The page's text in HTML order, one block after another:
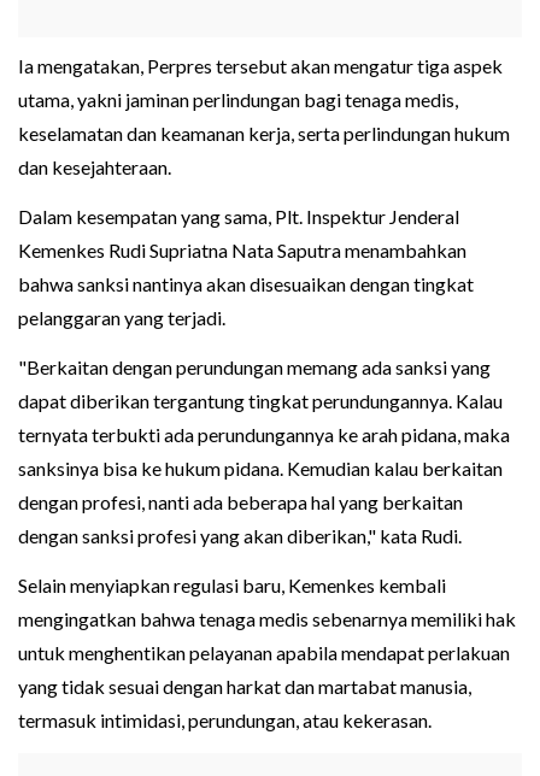
Ia mengatakan, Perpres tersebut akan mengatur tiga aspek
utama, yakni jaminan perlindungan bagi tenaga medis,
keselamatan dan keamanan kerja, serta perlindungan hukum
dan kesejahteraan.
Dalam kesempatan yang sama, Plt. Inspektur Jenderal
Kemenkes Rudi Supriatna Nata Saputra menambahkan
bahwa sanksi nantinya akan disesuaikan dengan tingkat
pelanggaran yang terjadi.
"Berkaitan dengan perundungan memang ada sanksi yang
dapat diberikan tergantung tingkat perundungannya. Kalau
ternyata terbukti ada perundungannya ke arah pidana, maka
sanksinya bisa ke hukum pidana. Kemudian kalau berkaitan
dengan profesi, nanti ada beberapa hal yang berkaitan
dengan sanksi profesi yang akan diberikan," kata Rudi.
Selain menyiapkan regulasi baru, Kemenkes kembali
mengingatkan bahwa tenaga medis sebenarnya memiliki hak
untuk menghentikan pelayanan apabila mendapat perlakuan
yang tidak sesuai dengan harkat dan martabat manusia,
termasuk intimidasi, perundungan, atau kekerasan.